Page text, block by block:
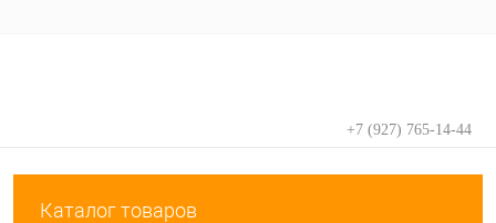
+7 (927) 765-14-44
Каталог товаров